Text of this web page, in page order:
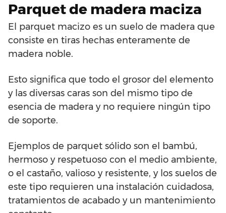
Parquet de madera maciza
El parquet macizo es un suelo de madera que
consiste en tiras hechas enteramente de
madera noble.
Esto significa que todo el grosor del elemento
y las diversas caras son del mismo tipo de
esencia de madera y no requiere ningún tipo
de soporte.
Ejemplos de parquet sólido son el bambú,
hermoso y respetuoso con el medio ambiente,
o el castaño, valioso y resistente, y los suelos de
este tipo requieren una instalación cuidadosa,
tratamientos de acabado y un mantenimiento